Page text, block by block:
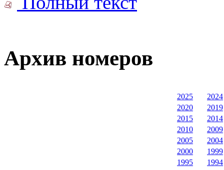
Архив номеров
2025
2024
2020
2019
2015
2014
2010
2009
2005
2004
2000
1999
1995
1994